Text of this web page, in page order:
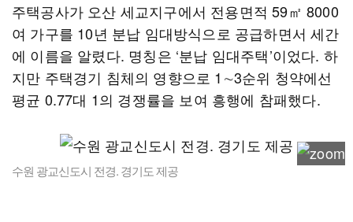
주택공사가 오산 세교지구에서 전용면적 59㎡ 8000
여 가구를 10년 분납 임대방식으로 공급하면서 세간
에 이름을 알렸다. 명칭은 ‘분납 임대주택’이었다. 하
지만 주택경기 침체의 영향으로 1∼3순위 청약에선
평균 0.77대 1의 경쟁률을 보여 흥행에 참패했다.
수원 광교신도시 전경. 경기도 제공